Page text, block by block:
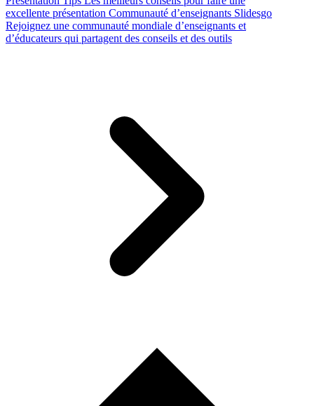
excellente présentation Communauté d’enseignants Slidesgo
Rejoignez une communauté mondiale d’enseignants et
d’éducateurs qui partagent des conseils et des outils